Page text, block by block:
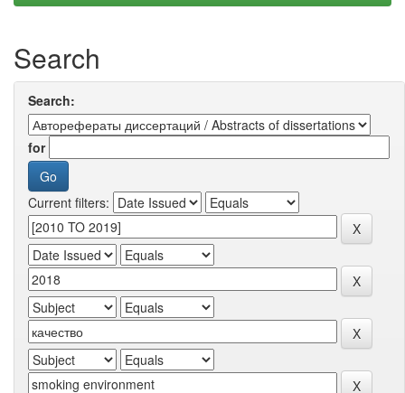
Search
Search:
for
Current filters: